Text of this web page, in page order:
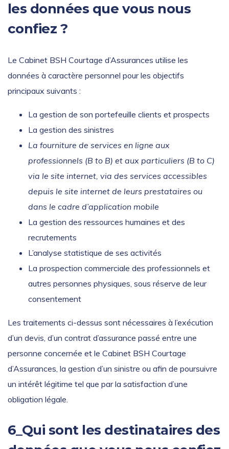
les données que vous nous
confiez ?
Le Cabinet BSH Courtage d’Assurances utilise les
données à caractère personnel pour les objectifs
principaux suivants :
La gestion de son portefeuille clients et prospects
La gestion des sinistres
La fourniture de services en ligne aux
professionnels (B to B) et aux particuliers (B to C)
via le site internet, via des services accessibles
depuis le site internet de leurs prestataires ou
dans le cadre d’application mobile
La gestion des ressources humaines et des
recrutements
L’analyse statistique de ses activités
La prospection commerciale des professionnels et
autres personnes physiques, sous réserve de leur
consentement
Les traitements ci-dessus sont nécessaires à l’exécution
d’un devis, d’un contrat d’assurance passé entre une
personne concernée et le Cabinet BSH Courtage
d’Assurances, la gestion d’un sinistre ou afin de poursuivre
un intérêt légitime tel que par la satisfaction d’une
obligation légale.
6_Qui sont les destinataires des